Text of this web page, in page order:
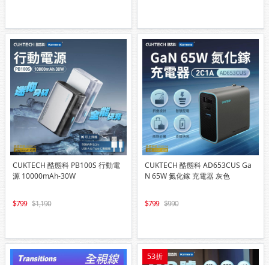
CUKTECH 酷態科 PB100S 行動電
源 10000mAh-30W
799 1,190
CUKTECH 酷態科 AD653CUS Ga
N 65W 氮化鎵 充電器 灰色
799 990
53折